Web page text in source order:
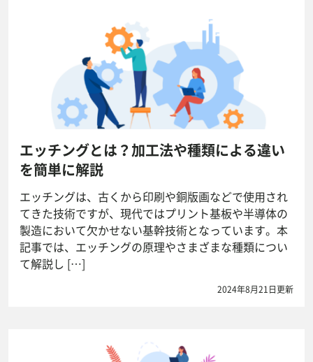
エッチングとは？加工法や種類による違い
を簡単に解説
エッチングは、古くから印刷や銅版画などで使用され
てきた技術ですが、現代ではプリント基板や半導体の
製造において欠かせない基幹技術となっています。本
記事では、エッチングの原理やさまざまな種類につい
て解説し […]
2024年8月21日更新